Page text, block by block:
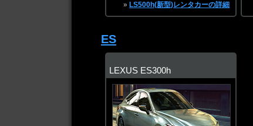
» LS500h(新型)レンタカーの詳細
ES
LEXUS ES300h